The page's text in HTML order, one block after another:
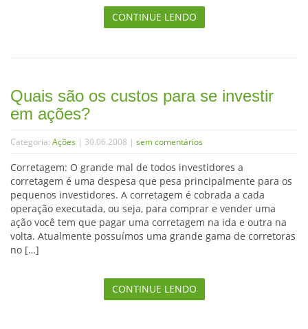
CONTINUE LENDO
Quais são os custos para se investir
em ações?
Categoria: Ações | 30.06.2008 | sem comentários
Corretagem: O grande mal de todos investidores a
corretagem é uma despesa que pesa principalmente para os
pequenos investidores. A corretagem é cobrada a cada
operação executada, ou seja, para comprar e vender uma
ação você tem que pagar uma corretagem na ida e outra na
volta. Atualmente possuímos uma grande gama de corretoras
no […]
CONTINUE LENDO